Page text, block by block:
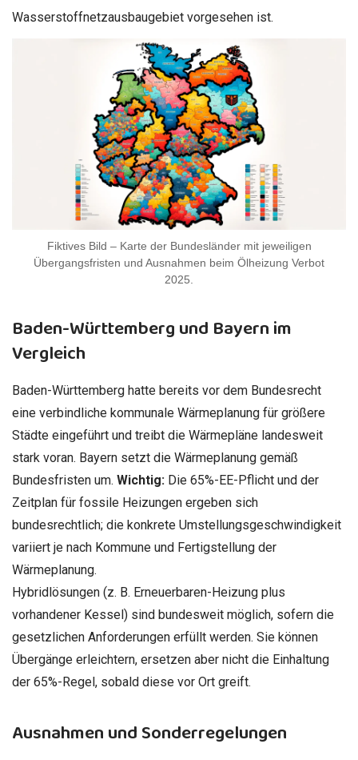
Wasserstoffnetzausbaugebiet vorgesehen ist.
Fiktives Bild – Karte der Bundesländer mit jeweiligen
Übergangsfristen und Ausnahmen beim Ölheizung Verbot
2025.
Baden-Württemberg und Bayern im
Vergleich
Baden-Württemberg hatte bereits vor dem Bundesrecht
eine verbindliche kommunale Wärmeplanung für größere
Städte eingeführt und treibt die Wärmepläne landesweit
stark voran. Bayern setzt die Wärmeplanung gemäß
Bundesfristen um. Wichtig: Die 65%-EE-Pflicht und der
Zeitplan für fossile Heizungen ergeben sich
bundesrechtlich; die konkrete Umstellungsgeschwindigkeit
variiert je nach Kommune und Fertigstellung der
Wärmeplanung.
Hybridlösungen (z. B. Erneuerbaren-Heizung plus
vorhandener Kessel) sind bundesweit möglich, sofern die
gesetzlichen Anforderungen erfüllt werden. Sie können
Übergänge erleichtern, ersetzen aber nicht die Einhaltung
der 65%-Regel, sobald diese vor Ort greift.
Ausnahmen und Sonderregelungen